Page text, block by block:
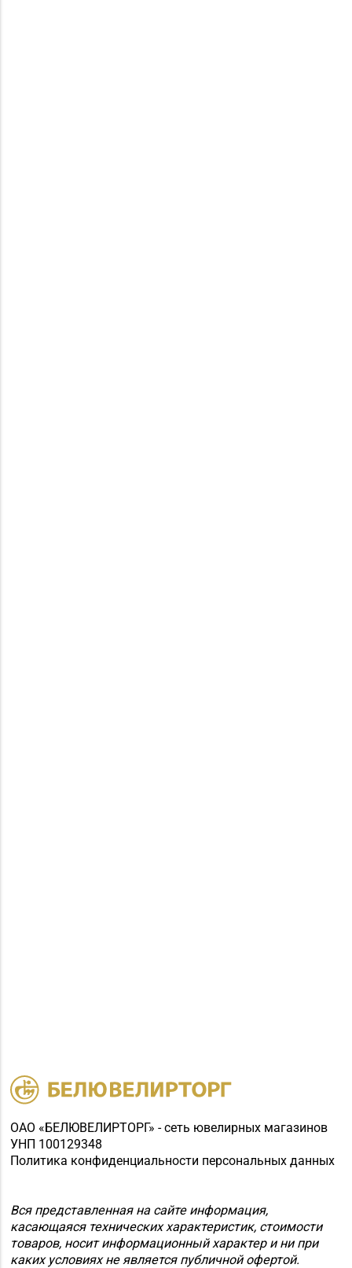
ОАО «БЕЛЮВЕЛИРТОРГ» - сеть ювелирных магазинов
УНП 100129348
Политика конфиденциальности персональных данных
Вся представленная на сайте информация,
касающаяся технических характеристик, стоимости
товаров, носит информационный характер и ни при
каких условиях не является публичной офертой.